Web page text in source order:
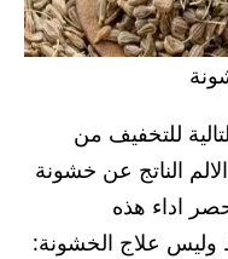
للتخفيف من
الناتج عن خشونة
اداء هذه
وليس علاج الخشونة: